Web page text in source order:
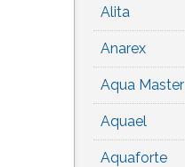
Alita
Anarex
Aqua Master
Aquael
Aquaforte